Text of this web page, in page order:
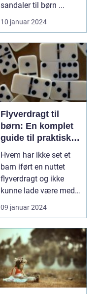
sandaler til børn ...
10 januar 2024
Flyverdragt til
børn: En komplet
guide til praktiske
og stilfulde valg
Hvem har ikke set et
barn iført en nuttet
flyverdragt og ikke
kunne lade være med
at smile? Flyverdr...
09 januar 2024